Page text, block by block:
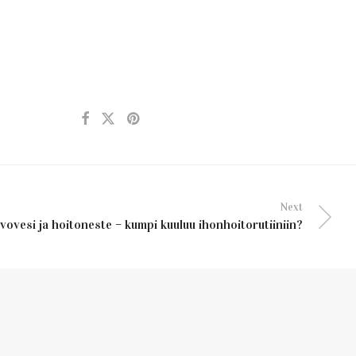
Next
ja hoitoneste – kumpi kuuluu ihonhoitorutiiniin?